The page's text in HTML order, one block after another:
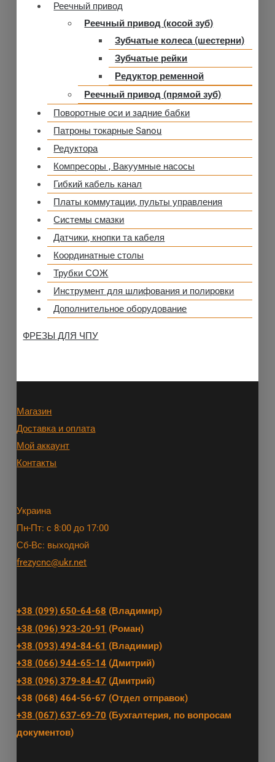
Реечный привод
Реечный привод (косой зуб)
Зубчатые колеса (шестерни)
Зубчатые рейки
Редуктор ременной
Реечный привод (прямой зуб)
Поворотные оси и задние бабки
Патроны токарные Sanou
Редуктора
Компресоры , Вакуумные насосы
Гибкий кабель канал
Платы коммутации, пульты управления
Системы смазки
Датчики, кнопки та кабеля
Координатные столы
Трубки СОЖ
Инструмент для шлифования и полировки
Дополнительное оборудование
ФРЕЗЫ ДЛЯ ЧПУ
Магазин
Доставка и оплата
Мой аккаунт
Контакты
Украина
Пн-Пт: с 8:00 до 17:00
Сб-Вс: выходной
frezycnc@ukr.net
+38 (099) 650-64-68 (Владимир)
+38 (096) 923-20-91 (Роман)
+38 (093) 494-84-61 (Владимир)
+38 (066) 944-65-14 (Дмитрий)
+38 (096) 379-84-47 (Дмитрий)
+38 (068) 464-56-67 (Отдел отправок)
+38 (067) 637-69-70 (Бухгалтерия, по вопросам
документов)